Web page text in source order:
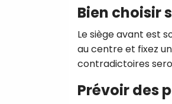
Bien choisir
Le siège avant est
au centre et fixez
contradictoires
Prévoir des